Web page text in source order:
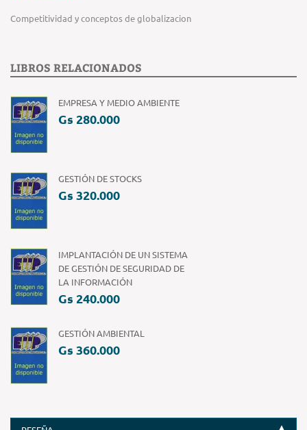
Competitividad y conceptos de globalizacion
LIBROS RELACIONADOS
EMPRESA Y MEDIO AMBIENTE
Gs 280.000
GESTIÓN DE STOCKS
Gs 320.000
IMPLANTACIÓN DE UN SISTEMA
DE GESTIÓN DE SEGURIDAD DE
LA INFORMACIÓN
Gs 240.000
GESTIÓN AMBIENTAL
Gs 360.000